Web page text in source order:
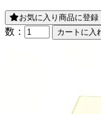
お気に入り商品に登録
数：